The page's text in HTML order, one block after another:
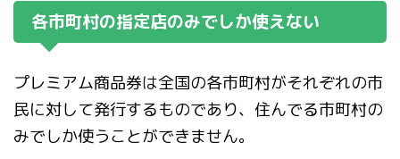
各市町村の指定店のみでしか使えない
プレミアム商品券は全国の各市町村がそれぞれの市
民に対して発行するものであり、住んでる市町村の
みでしか使うことができません。